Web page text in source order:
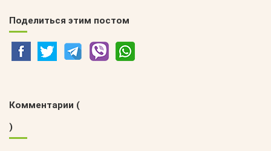
Поделиться этим постом
Комментарии (
)